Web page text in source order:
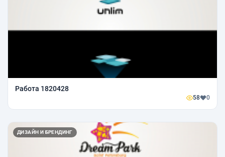
Работа 1820428
58 0
ДИЗАЙН И БРЕНДИНГ